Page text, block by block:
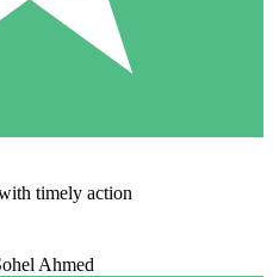
timely action
Ahmed